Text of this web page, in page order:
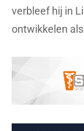
verbleef hij in
ontwikkelen